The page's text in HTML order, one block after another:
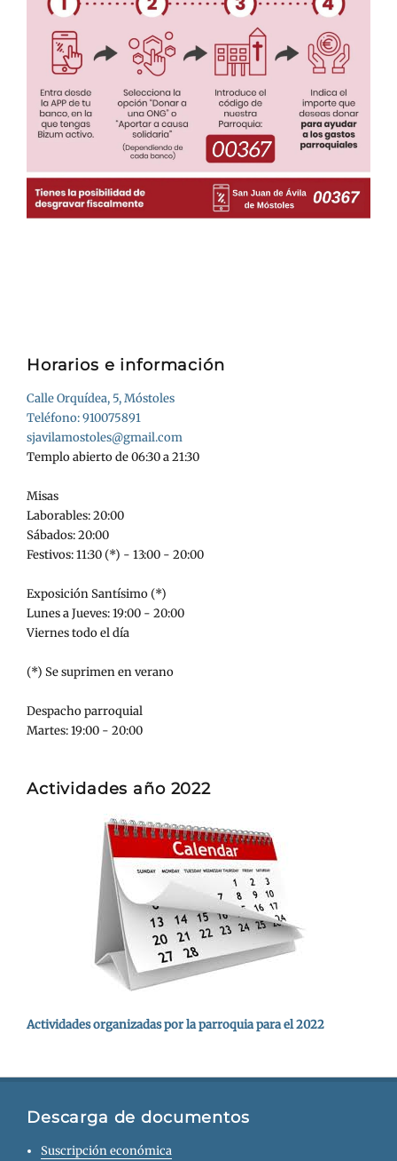
Horarios e información
Calle Orquídea, 5, Móstoles
Teléfono: 910075891
sjavilamostoles@gmail.com
Templo abierto de 06:30 a 21:30
Misas
Laborables: 20:00
Sábados: 20:00
Festivos: 11:30 (*) - 13:00 - 20:00
Exposición Santísimo (*)
Lunes a Jueves: 19:00 - 20:00
Viernes todo el día
(*) Se suprimen en verano
Despacho parroquial
Martes: 19:00 - 20:00
Actividades año 2022
Actividades organizadas por la parroquia para el 2022
Descarga de documentos
Suscripción económica